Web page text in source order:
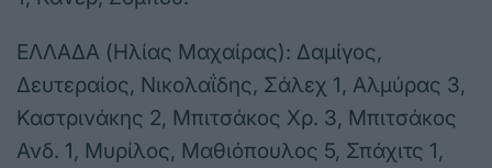
ΕΛΛΑΔΑ (Ηλίας Μαχαίρας): Δαμίγος,
Δευτεραίος, Νικολαΐδης, Σάλεχ 1, Αλμύρας 3,
Καστρινάκης 2, Μπιτσάκος Χρ. 3, Μπιτσάκος
Ανδ. 1, Μυρίλος, Μαθιόπουλος 5, Σπάχιτς 1,